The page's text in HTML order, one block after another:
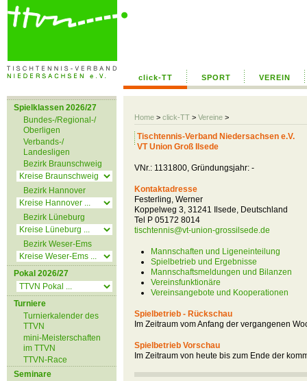
click-TT SPORT VEREIN
Home > click-TT > Vereine >
Spielklassen 2026/27
Bundes-/Regional-/
Oberligen
Verbands-/
Landesligen
Bezirk Braunschweig
Bezirk Hannover
Bezirk Lüneburg
Bezirk Weser-Ems
Pokal 2026/27
Turniere
Turnierkalender des
TTVN
mini-Meisterschaften
im TTVN
TTVN-Race
Seminare
Tischtennis-Verband Niedersachsen e.V.
VT Union Groß Ilsede
VNr.: 1131800, Gründungsjahr: -
Kontaktadresse
Festerling, Werner
Koppelweg 3, 31241 Ilsede, Deutschland
Tel P 05172 8014
tischtennis@vt-union-grossilsede.de
Mannschaften und Ligeneinteilung
Spielbetrieb und Ergebnisse
Mannschaftsmeldungen und Bilanzen
Vereinsfunktionäre
Vereinsangebote und Kooperationen
Spielbetrieb - Rückschau
Im Zeitraum vom Anfang der vergangenen
Spielbetrieb Vorschau
Im Zeitraum von heute bis zum Ende der